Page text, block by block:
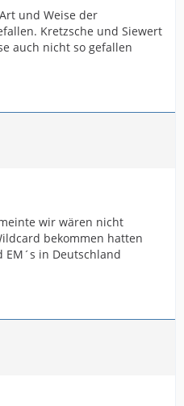
und Weise der
Kretzsche und Siewert
auch nicht so gefallen
wir wären nicht
bekommen hatten
EM´s in Deutschland